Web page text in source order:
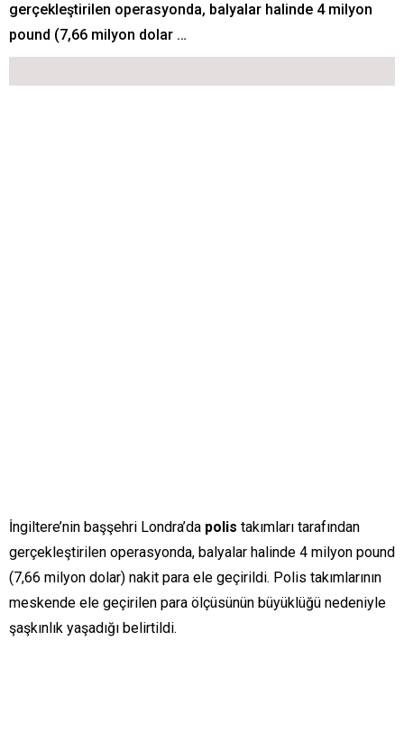
gerçekleştirilen operasyonda, balyalar halinde 4 milyon
pound (7,66 milyon dolar …
İngiltere’nin başşehri Londra’da polis takımları tarafından
gerçekleştirilen operasyonda, balyalar halinde 4 milyon pound
(7,66 milyon dolar) nakit para ele geçirildi. Polis takımlarının
meskende ele geçirilen para ölçüsünün büyüklüğü nedeniyle
şaşkınlık yaşadığı belirtildi.